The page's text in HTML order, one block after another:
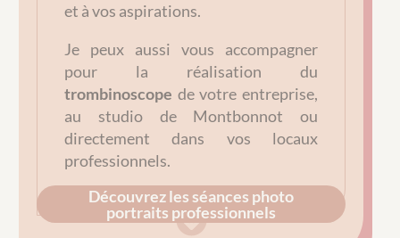
et à vos aspirations.
Je peux aussi vous accompagner
pour la réalisation du
trombinoscope de votre entreprise,
au studio de Montbonnot ou
directement dans vos locaux
professionnels.
Découvrez les séances photo
portraits professionnels